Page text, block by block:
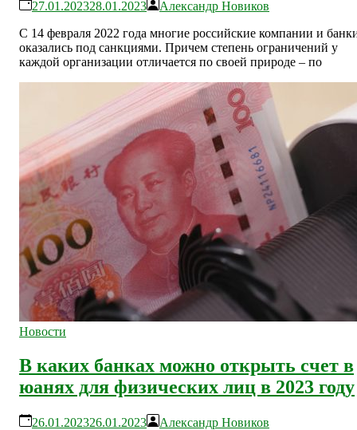
27.01.202328.01.2023
Александр Новиков
С 14 февраля 2022 года многие российские компании и
оказались под санкциями. Причем степень ограничений у
каждой организации отличается по своей природе – по
Новости
В каких банках можно открыть счет в
юанях для физических лиц в 2023 году
26.01.202326.01.2023
Александр Новиков